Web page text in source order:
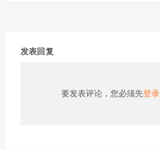
发表回复
要发表评论，您必须先登录